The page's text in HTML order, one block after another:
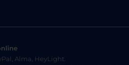
Alma, HeyLight.